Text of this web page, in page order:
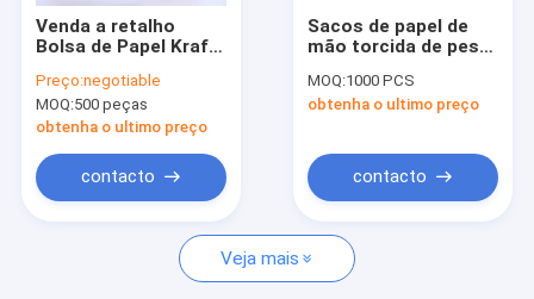
Controle da qualidade
Notícia
Sacos de papel ecológico
Sacos de papel de Kraft
Venda a retalho
Bolsa de Papel Kraft
Impressa Branca
Marrom Com
Manopla Restaurante
Food Takea
Preço:negotiable
MOQ:500 peças
obtenha o ultimo preço
contacto
Sacos de papel de
mão torcida de peso
MOQ:1000 PCS
obtenha o ultimo preço
contacto
Veja mais